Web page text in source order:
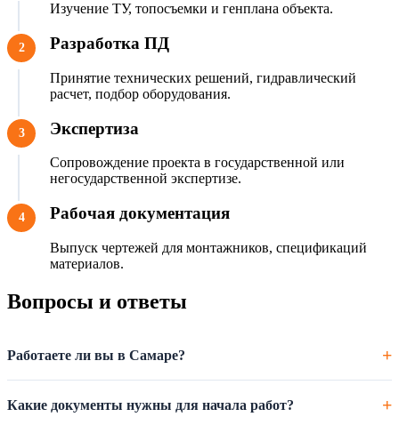
Изучение ТУ, топосъемки и генплана объекта.
2 Разработка ПД
Принятие технических решений, гидравлический
расчет, подбор оборудования.
3 Экспертиза
Сопровождение проекта в государственной или
негосударственной экспертизе.
4 Рабочая документация
Выпуск чертежей для монтажников, спецификаций
материалов.
Вопросы и ответы
Работаете ли вы в Самаре?
Какие документы нужны для начала работ?